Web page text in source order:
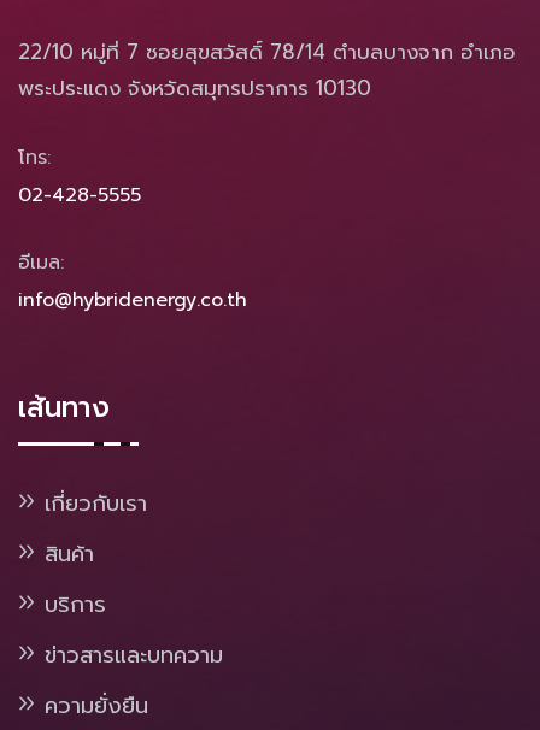
22/10 หมู่ที่ 7 ซอยสุขสวัสดิ์ 78/14 ตำบลบางจาก อำเภอ
พระประแดง จังหวัดสมุทรปราการ 10130
โทร:
02-428-5555
อีเมล:
info@hybridenergy.co.th
เส้นทาง
เกี่ยวกับเรา
สินค้า
บริการ
ข่าวสารและบทความ
ความยั่งยืน